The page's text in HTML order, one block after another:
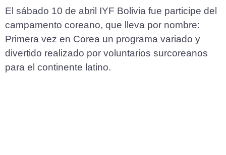
El sábado 10 de abril IYF Bolivia fue participe del
campamento coreano, que lleva por nombre:
Primera vez en Corea un programa variado y
divertido realizado por voluntarios surcoreanos
para el continente latino.